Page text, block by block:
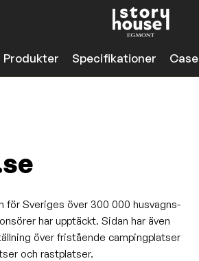
Produkter Specifikationer Case
för Sveriges över 300 000 husvagns-
har upptäckt. Sidan har även
över fristående campingplatser
och rastplatser.